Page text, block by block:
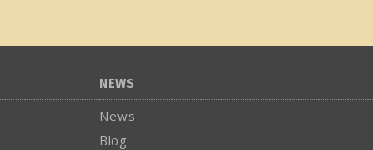
NEWS
News
Blog